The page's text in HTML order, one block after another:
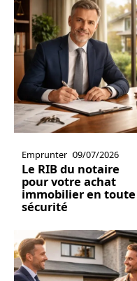
Emprunter 09/07/2026
Le RIB du notaire
pour votre achat
immobilier en toute
sécurité